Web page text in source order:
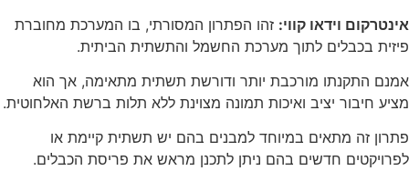
אינטרקום וידאו קווי: זהו הפתרון המסורתי, בו המערכת מחוברת
פיזית בכבלים לתוך מערכת החשמל והתשתית הביתית.
אמנם התקנתו מורכבת יותר ודורשת תשתית מתאימה, אך הוא
מציע חיבור יציב ואיכות תמונה מצוינת ללא תלות ברשת האלחוטית.
פתרון זה מתאים במיוחד למבנים בהם יש תשתית קיימת או
לפרויקטים חדשים בהם ניתן לתכנן מראש את פריסת הכבלים.